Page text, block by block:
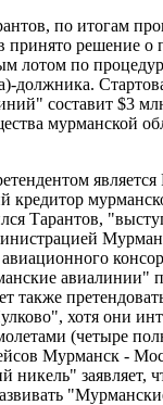
по итогам
принято решение о
лотом по
должника.
составит $3
мурманской
кредитор
Тарантов,
авиационного
авиалинии"
также
хотя они
(четыре
Мурманск -
никель" заявляет,